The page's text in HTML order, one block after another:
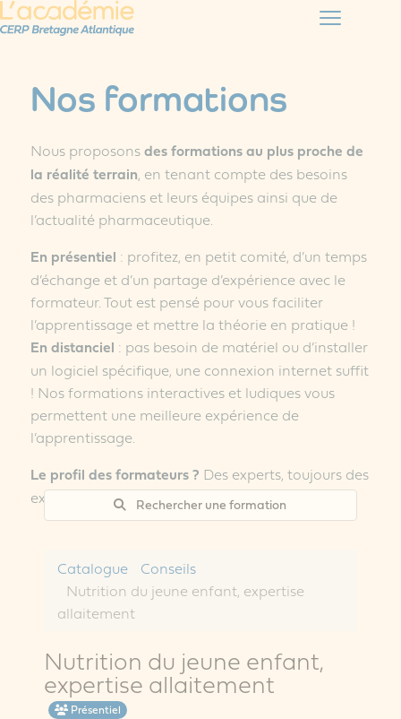
Nos formations
Nous proposonsdes formations au plus proche de
la réalité terrain, en tenant compte des besoins
des pharmaciens et leurs équipes ainsi que de
l’actualité pharmaceutique.
En présentiel : profitez, en petit comité, d’un temps
d’échange et d’un partage d’expérience avec le
formateur. Tout est pensé pour vous faciliter
l’apprentissage et mettre la théorie en pratique !
En distanciel : pas besoin de matériel ou d’installer
un logiciel spécifique, une connexion internet suffit
! Nos formations interactives et ludiques vous
permettent une meilleure expérience de
l’apprentissage.
Le profil des formateurs ? Des experts, toujours des
experts, rien que des experts !
Rechercher une formation
Catalogue
Conseils
Nutrition du jeune enfant, expertise
allaitement
Nutrition du jeune enfant,
expertise allaitement
Présentiel